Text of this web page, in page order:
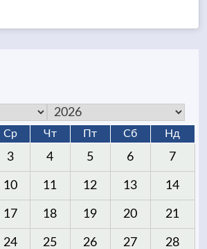
Ср Чт Пт Сб Нд
3 4 5 6 7
10 11 12 13 14
17 18 19 20 21
24 25 26 27 28